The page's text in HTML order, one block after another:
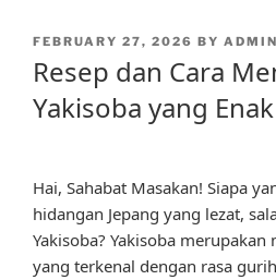
POSTED
FEBRUARY 27, 2026 BY
Resep dan Cara
Yakisoba yang Enak
Hai, Sahabat Masakan! Siapa
hidangan Jepang yang lezat,
Yakisoba? Yakisoba merupakan
yang terkenal dengan rasa